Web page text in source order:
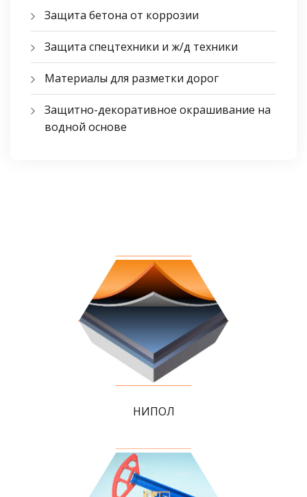
Защита бетона от коррозии
Защита спецтехники и ж/д техники
Материалы для разметки дорог
Защитно-декоративное окрашивание на
водной основе
НИПОЛ